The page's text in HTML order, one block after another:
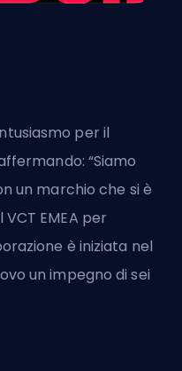
per il
“Siamo
un marchio che si è
EMEA per
è iniziata nel
un impegno di sei